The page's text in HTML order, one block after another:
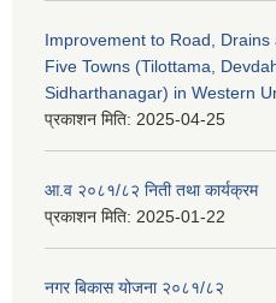
Improvement to Road,
Five Towns (Tilottama,
Sidharthanagar) in Western
प्रकाशन मिति: 2025-04-25
आ.व २०८१/८२ निती तथा कार्यक्रम
प्रकाशन मिति: 2025-01-22
नगर बिकास योजना २०८१/८२